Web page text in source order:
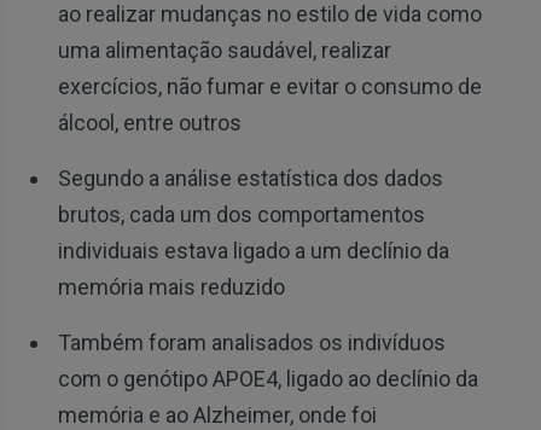
ao realizar mudanças no estilo de vida como
uma alimentação saudável, realizar
exercícios, não fumar e evitar o consumo de
álcool, entre outros
Segundo a análise estatística dos dados
brutos, cada um dos comportamentos
individuais estava ligado a um declínio da
memória mais reduzido
Também foram analisados os indivíduos
com o genótipo APOE4, ligado ao declínio da
memória e ao Alzheimer, onde foi